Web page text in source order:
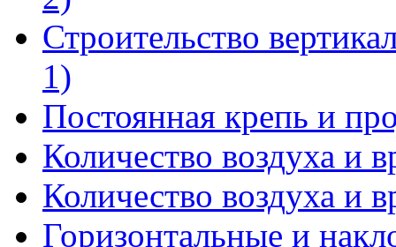
Строительство
1)
Постоянная крепь и
Количество воздуха и
Количество воздуха и
Горизонтальные и